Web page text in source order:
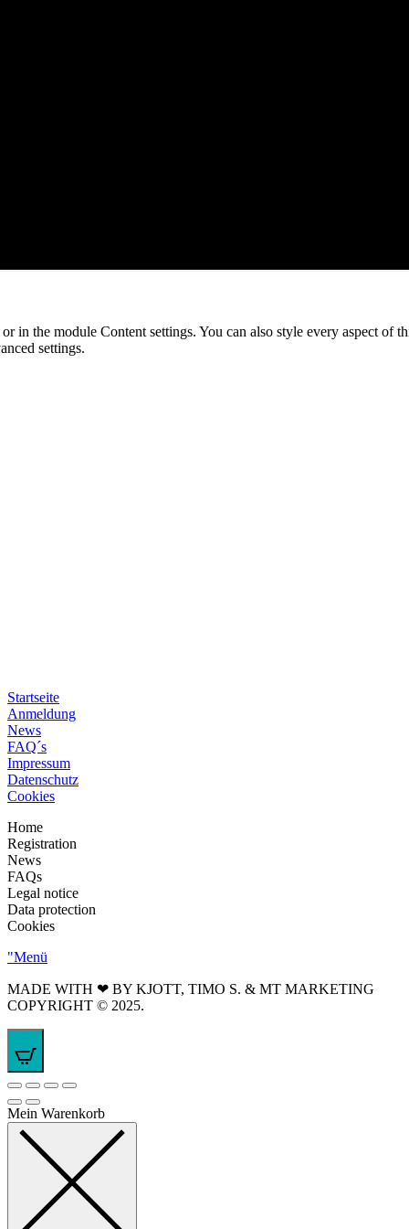
in the module Content settings. You can also style every aspect of
settings.
Startseite
Anmeldung
News
FAQ´s
Impressum
Datenschutz
Cookies
Home
Registration
News
FAQs
Legal notice
Data protection
Cookies
"Menü
MADE WITH ❤ BY KJOTT, TIMO S. & MT MARKETING
COPYRIGHT © 2025.
Mein Warenkorb